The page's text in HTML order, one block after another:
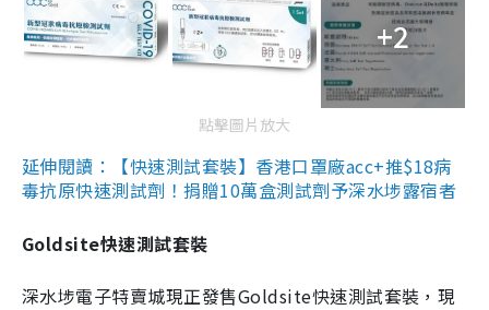
+2
點擊圖片放大
延伸閱讀：【快速測試套裝】香港口罩廠acc+推$18病
毒抗原快速測試劑！捐贈10萬盒測試劑予深水埗露宿者
Goldsite快速測試套裝
深水埗電子特賣城現正發售Goldsite快速測試套裝，現